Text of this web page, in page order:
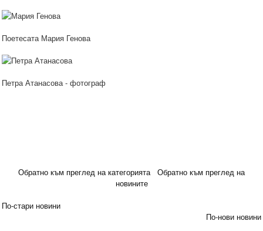
Поетесата Мария Генова
Петра Атанасова - фотограф
Обратно към преглед на категорията
Обратно към преглед на
новините
По-стари новини
По-нови новини